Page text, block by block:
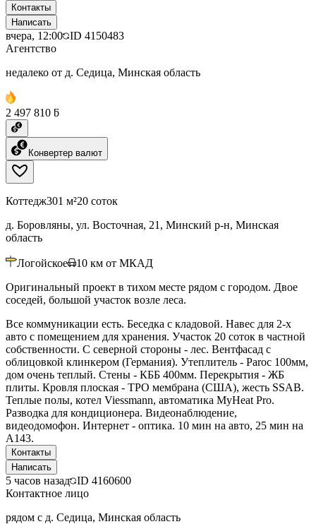
Контакты
Написать
вчера, 12:00 ID 4150483
Агентство
недалеко от д. Седица, Минская область
2 497 810 ƃ
Конвертер валют
Коттедж301 м²20 соток
д. Боровляны, ул. Восточная, 21, Минский р-н, Минская
область
Логойское 10 км от МКАД
Оригинальный проект в тихом месте рядом с городом. Двое
соседей, большой участок возле леса.
Все коммуникации есть. Беседка с кладовой. Навес для 2-х
авто с помещением для хранения. Участок 20 соток в частной
собственности. С северной стороны - лес. Вентфасад с
облицовкой клинкером (Германия). Утеплитель - Paroc 100мм,
дом очень теплый. Стены - КББ 400мм. Перекрытия - ЖБ
плиты. Кровля плоская - TPO мембрана (США), жесть SSAB.
Теплые полы, котел Viessmann, автоматика MyHeat Pro.
Разводка для кондиционера. Видеонаблюдение,
видеодомофон. Интернет - оптика. 10 мин на авто, 25 мин на
А143.
Контакты
Написать
5 часов назад ID 4160600
Контактное лицо
рядом с д. Седица, Минская область